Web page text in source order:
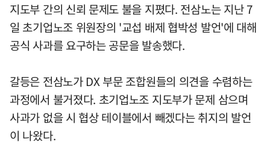
지도부 간의 신뢰 문제도 불을 지폈다. 전삼노는 지난 7
일 초기업노조 위원장의 '교섭 배제 협박성 발언'에 대해
공식 사과를 요구하는 공문을 발송했다.
갈등은 전삼노가 DX 부문 조합원들의 의견을 수렴하는
과정에서 불거졌다. 초기업노조 지도부가 문제 삼으며
사과가 없을 시 협상 테이블에서 빼겠다는 취지의 발언
이 나왔다.